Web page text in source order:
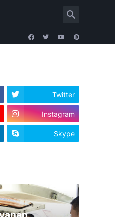
Twitter
Instagram
Skype